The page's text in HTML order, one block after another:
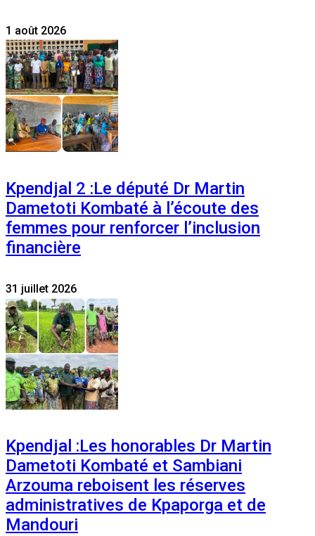
1 août 2026
Kpendjal 2 :Le député Dr Martin
Dametoti Kombaté à l’écoute des
femmes pour renforcer l’inclusion
financière
31 juillet 2026
Kpendjal :Les honorables Dr Martin
Dametoti Kombaté et Sambiani
Arzouma reboisent les réserves
administratives de Kpaporga et de
Mandouri